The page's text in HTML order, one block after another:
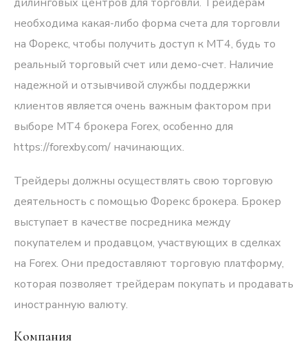
необходима какая-либо форма счета для торговли
на Форекс, чтобы получить доступ к MT4, будь то
реальный торговый счет или демо-счет. Наличие
надежной и отзывчивой службы поддержки
клиентов является очень важным фактором при
выборе MT4 брокера Forex, особенно для
https://forexby.com/ начинающих.
Трейдеры должны осуществлять свою торговую
деятельность с помощью Форекс брокера. Брокер
выступает в качестве посредника между
покупателем и продавцом, участвующих в сделках
на Forex. Они предоставляют торговую платформу,
которая позволяет трейдерам покупать и продавать
иностранную валюту.
Компания